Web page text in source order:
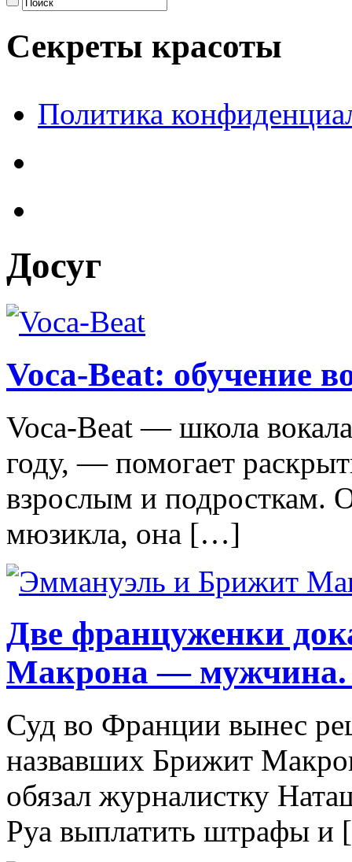
Секреты красоты
Политика
Досуг
Voca-Beat: обучение
Voca-Beat — школа
году, — помогает
взрослым и подросткам.
мюзикла, она […]
Две француженки
Макрона — мужчина.
Суд во Франции вынес
назвавших Брижит
обязал журналистку
Руа выплатить штрафы